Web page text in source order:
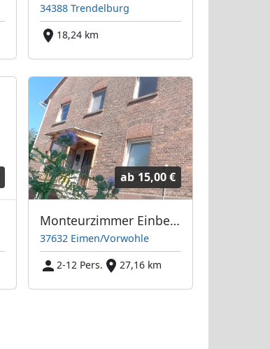
34388 Trendelburg
18,24 km
ab 15,00 €
Monteurzimmer Einbeck/ Eschershausen
37632 Eimen/Vorwohle
2-12 Pers.
27,16 km